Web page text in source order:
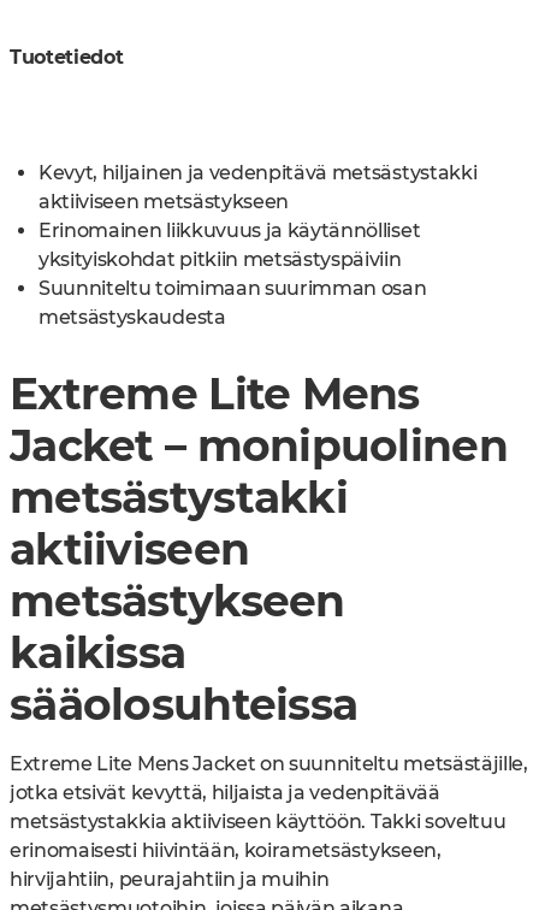
Tuotetiedot
Kevyt, hiljainen ja vedenpitävä metsästystakki
aktiiviseen metsästykseen
Erinomainen liikkuvuus ja käytännölliset
yksityiskohdat pitkiin metsästyspäiviin
Suunniteltu toimimaan suurimman osan
metsästyskaudesta
Extreme Lite Mens
Jacket – monipuolinen
metsästystakki
aktiiviseen
metsästykseen
kaikissa
sääolosuhteissa
Extreme Lite Mens Jacket on suunniteltu metsästäjille,
jotka etsivät kevyttä, hiljaista ja vedenpitävää
metsästystakkia aktiiviseen käyttöön. Takki soveltuu
erinomaisesti hiivintään, koirametsästykseen,
hirvijahtiin, peurajahtiin ja muihin